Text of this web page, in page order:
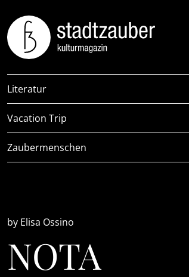
Literatur
Vacation Trip
Zaubermenschen
by Elisa Ossino
NOTA